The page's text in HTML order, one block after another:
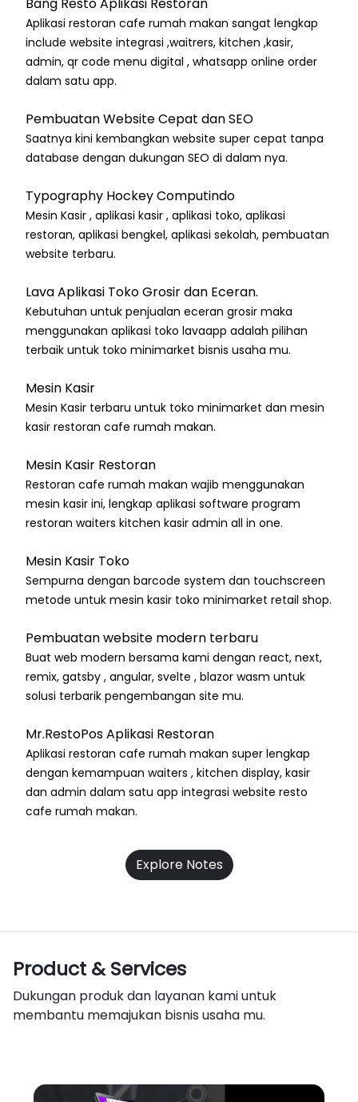
Bang Resto Aplikasi Restoran
Aplikasi restoran cafe rumah makan sangat lengkap
include website integrasi ,waitrers, kitchen ,kasir,
admin, qr code menu digital , whatsapp online order
dalam satu app.
Pembuatan Website Cepat dan SEO
Saatnya kini kembangkan website super cepat tanpa
database dengan dukungan SEO di dalam nya.
Typography Hockey Computindo
Mesin Kasir , aplikasi kasir , aplikasi toko, aplikasi
restoran, aplikasi bengkel, aplikasi sekolah, pembuatan
website terbaru.
Lava Aplikasi Toko Grosir dan Eceran.
Kebutuhan untuk penjualan eceran grosir maka
menggunakan aplikasi toko lavaapp adalah pilihan
terbaik untuk toko minimarket bisnis usaha mu.
Mesin Kasir
Mesin Kasir terbaru untuk toko minimarket dan mesin
kasir restoran cafe rumah makan.
Mesin Kasir Restoran
Restoran cafe rumah makan wajib menggunakan
mesin kasir ini, lengkap aplikasi software program
restoran waiters kitchen kasir admin all in one.
Mesin Kasir Toko
Sempurna dengan barcode system dan touchscreen
metode untuk mesin kasir toko minimarket retail shop.
Pembuatan website modern terbaru
Buat web modern bersama kami dengan react, next,
remix, gatsby , angular, svelte , blazor wasm untuk
solusi terbarik pengembangan site mu.
Mr.RestoPos Aplikasi Restoran
Aplikasi restoran cafe rumah makan super lengkap
dengan kemampuan waiters , kitchen display, kasir
dan admin dalam satu app integrasi website resto
cafe rumah makan.
Explore Notes
Product & Services
Dukungan produk dan layanan kami untuk
membantu memajukan bisnis usaha mu.